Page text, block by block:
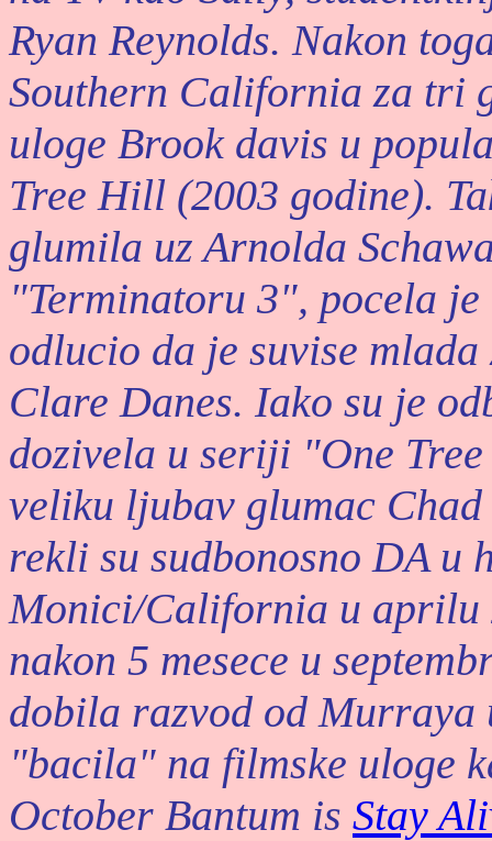
Ryan Reynolds. Nakon
Southern California za tri
uloge Brook davis u
Tree Hill (2003 godine).
glumila uz Arnolda
"Terminatoru 3", pocela
odlucio da je suvise
Clare Danes. Iako su je
dozivela u seriji "One
veliku ljubav glumac
rekli su sudbonosno DA u
Monici/California u aprilu
nakon 5 mesece u
dobila razvod od Murraya
"bacila" na filmske uloge
October Bantum is Stay